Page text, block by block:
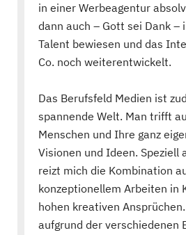
in einer Werbeagentur
dann auch – Gott sei Dank –
Talent bewiesen und das
Co. noch weiterentwickelt.
Das Berufsfeld Medien ist
spannende Welt. Man trifft
Menschen und Ihre ganz
Visionen und Ideen. Speziell
reizt mich die Kombination
konzeptionellem Arbeiten in
hohen kreativen
aufgrund der verschiedenen